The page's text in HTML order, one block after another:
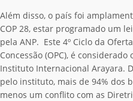
Além disso, o país foi
COP 28, estar programado um
pela ANP. Este 4º Ciclo da
Concessão (OPC), é
Instituto Internacional Arayara.
pelo instituto, mais de 94% dos
menos um conflito com as